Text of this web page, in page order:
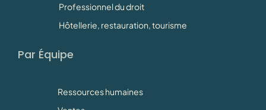
Professionnel du droit
Hôtellerie, restauration, tourisme
Par Équipe
Ressources humaines